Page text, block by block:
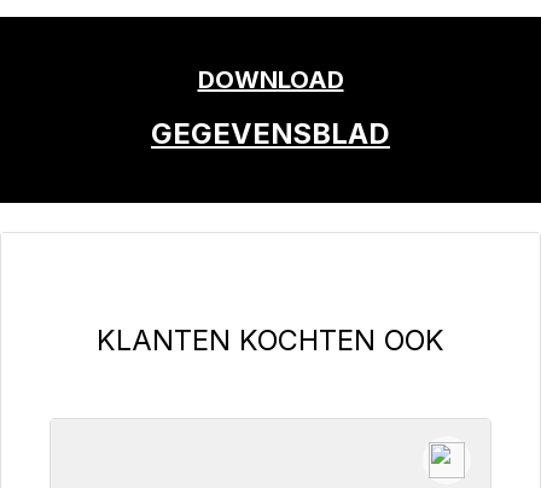
DOWNLOAD
GEGEVENSBLAD
Productgalerij overslaan
KLANTEN KOCHTEN OOK